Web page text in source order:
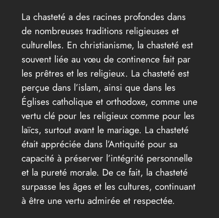
La chasteté a des racines profondes dans
de nombreuses traditions religieuses et
culturelles. En christianisme, la chasteté est
souvent liée au vœu de continence fait par
les prêtres et les religieux. La chasteté est
perçue dans l’islam, ainsi que dans les
Églises catholique et orthodoxe, comme une
vertu clé pour les religieux comme pour les
laïcs, surtout avant le mariage. La chasteté
était appréciée dans l’Antiquité pour sa
capacité à préserver l’intégrité personnelle
et la pureté morale. De ce fait, la chasteté
surpasse les âges et les cultures, continuant
à être une vertu admirée et respectée.